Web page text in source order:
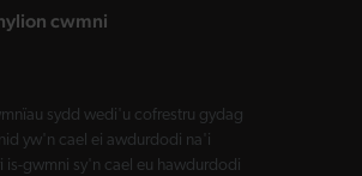
cwmni
sydd wedi'u cofrestru gydag
yw'n cael ei awdurdodi na'i
gwmni sy'n cael eu hawdurdodi